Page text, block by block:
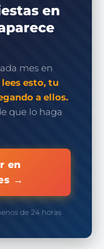
en
mes en
esto, tu
a ellos.
que lo haga
en
→
de 24 horas